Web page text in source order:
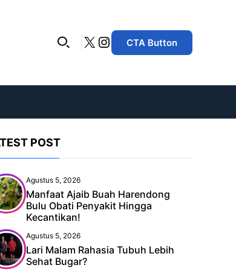
X Instagram
CTA Button
POST
Agustus 5, 2026
Manfaat Ajaib Buah Harendong
Bulu Obati Penyakit Hingga
Kecantikan!
Agustus 5, 2026
Lari Malam Rahasia Tubuh Lebih
Sehat Bugar?